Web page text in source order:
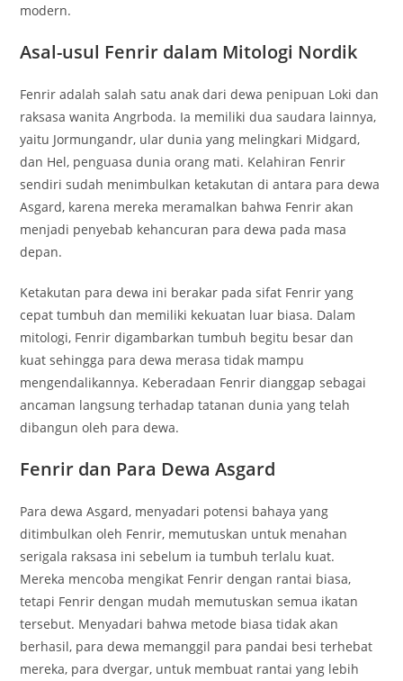
modern.
Asal-usul Fenrir dalam Mitologi Nordik
Fenrir adalah salah satu anak dari dewa penipuan Loki dan
raksasa wanita Angrboda. Ia memiliki dua saudara lainnya,
yaitu Jormungandr, ular dunia yang melingkari Midgard,
dan Hel, penguasa dunia orang mati. Kelahiran Fenrir
sendiri sudah menimbulkan ketakutan di antara para dewa
Asgard, karena mereka meramalkan bahwa Fenrir akan
menjadi penyebab kehancuran para dewa pada masa
depan.
Ketakutan para dewa ini berakar pada sifat Fenrir yang
cepat tumbuh dan memiliki kekuatan luar biasa. Dalam
mitologi, Fenrir digambarkan tumbuh begitu besar dan
kuat sehingga para dewa merasa tidak mampu
mengendalikannya. Keberadaan Fenrir dianggap sebagai
ancaman langsung terhadap tatanan dunia yang telah
dibangun oleh para dewa.
Fenrir dan Para Dewa Asgard
Para dewa Asgard, menyadari potensi bahaya yang
ditimbulkan oleh Fenrir, memutuskan untuk menahan
serigala raksasa ini sebelum ia tumbuh terlalu kuat.
Mereka mencoba mengikat Fenrir dengan rantai biasa,
tetapi Fenrir dengan mudah memutuskan semua ikatan
tersebut. Menyadari bahwa metode biasa tidak akan
berhasil, para dewa memanggil para pandai besi terhebat
mereka, para dvergar, untuk membuat rantai yang lebih